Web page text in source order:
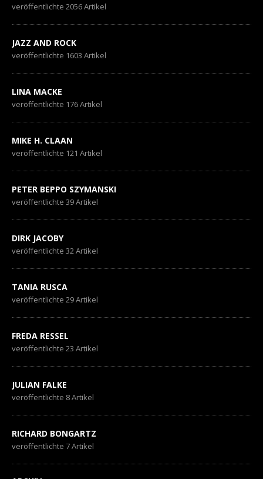
veröffentlichte 2056 Artikel
JAZZ AND ROCK
veröffentlichte 1603 Artikel
LINA MACKE
veröffentlichte 176 Artikel
MIKE H. CLAAN
veröffentlichte 121 Artikel
PETER BEPPO SZYMANSKI
veröffentlichte 39 Artikel
DIRK JACOBY
veröffentlichte 32 Artikel
TANIA RUSCA
veröffentlichte 29 Artikel
FREDA RESSEL
veröffentlichte 23 Artikel
JULIAN FALKE
veröffentlichte 8 Artikel
RICHARD BONGARTZ
veröffentlichte 7 Artikel